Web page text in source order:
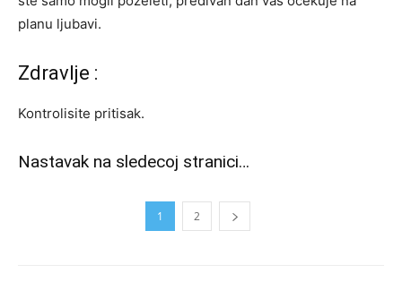
planu ljubavi.
Zdravlje :
Kontrolisite pritisak.
Nastavak na sledecoj stranici…
1 2